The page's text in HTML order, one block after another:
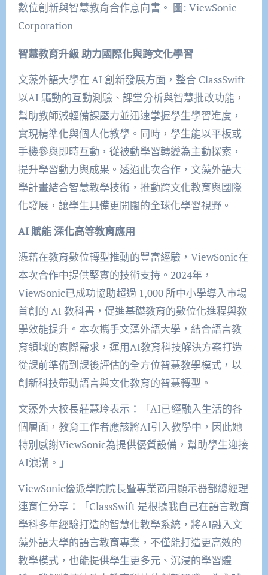
數位創新與智慧教育合作意向書。 圖: ViewSonic
Corporation
智慧教育升級助力國際化與跨文化學習
文藻外語大學在 AI 創新發展方面，整合 ClassSwift
以AI 驅動的互動測驗、課堂分析與智慧批改功能，
幫助教師減輕備課壓力並迅速掌握學生學習進度，
實現精準化與個人化教學。同時，學生能以平板或
手機參與即時互動，從被動學習轉變為主動探索，
提升學習動力與成果。透過此次合作，文藻外語大
學計畫結合智慧教學技術，推動跨文化教育與國際
化發展，讓學生具備更開闊的全球化學習視野。
AI 賦能深化高等教育應用
憑藉在教育數位轉型推動的豐富經驗，ViewSonic在
本次合作中提供堅實的技術支持。2024年，
ViewSonic已成功協助超過 1,000 所中小學導入市場
首創的 AI 教科書，促進基礎教育的數位化進程與教
學效能提升。本次攜手文藻外語大學，結合語言教
育領域的實際需求，運用AI教育科技解決方案打造
從課前準備到課後評估的全方位智慧教學模式，以
創新科技帶動語言與文化教育的智慧轉型。
文藻外大校長莊慧玲表示：「AI已經融入生活的各
個層面，教育工作者應該將AI引入教學中，因此她
特別感謝ViewSonic為提供優質設備，幫助學生迎接
AI浪潮。」
ViewSonic優派學院院長暨專業商用顯示器部總經理
連育仁分享：「ClassSwift 是根據我自己在語言教育
學科多年經驗打造的智慧化教學系統，將AI融入文
藻外語大學的語言教育專業，不僅能打造更高效的
教學模式，也能提供學生更多元、沉浸的學習體